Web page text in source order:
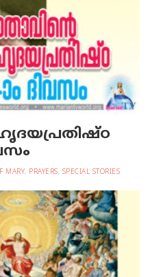
MARY, PRAYERS, SPECIAL STORIES